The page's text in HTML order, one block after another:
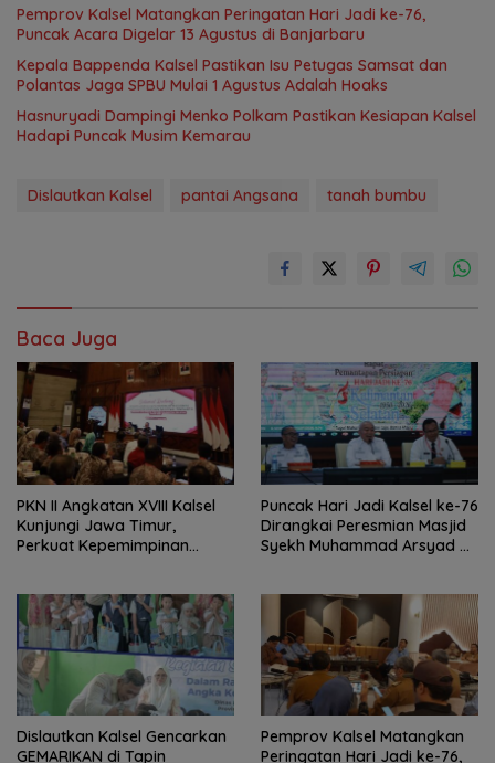
Pemprov Kalsel Matangkan Peringatan Hari Jadi ke-76,
Puncak Acara Digelar 13 Agustus di Banjarbaru
Kepala Bappenda Kalsel Pastikan Isu Petugas Samsat dan
Polantas Jaga SPBU Mulai 1 Agustus Adalah Hoaks
Hasnuryadi Dampingi Menko Polkam Pastikan Kesiapan Kalsel
Hadapi Puncak Musim Kemarau
Dislautkan Kalsel pantai Angsana tanah bumbu
Baca Juga
PKN II Angkatan XVIII Kalsel
Kunjungi Jawa Timur,
Perkuat Kepemimpinan
Puncak Hari Jadi Kalsel ke-76
Dirangkai Peresmian Masjid
Syekh Muhammad Arsyad Al
Dislautkan Kalsel Gencarkan
GEMARIKAN di Tapin
Pemprov Kalsel Matangkan
Peringatan Hari Jadi ke-76,